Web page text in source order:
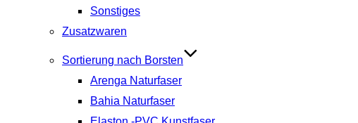
Sonstiges
Zusatzwaren
Sortierung nach Borsten
Arenga Naturfaser
Bahia Naturfaser